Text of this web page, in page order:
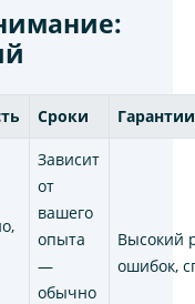
Сроки Гарантии
Зависит
от
вашего
опыта
—
обычно
Высокий
ошибок,